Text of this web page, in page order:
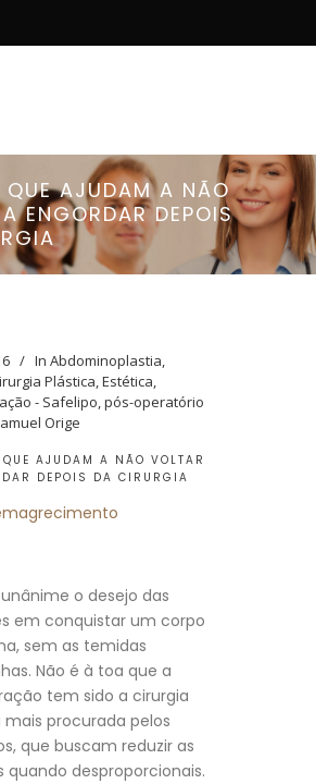
AJUDAM A NÃO
ENGORDAR DEPOIS
In Abdominoplastia,
Plástica,Estética,
- Safelipo,pós-operatório
Orige
AJUDAM A NÃO VOLTAR
DEPOIS DA CIRURGIA
o desejo das
em conquistar um corpo
sem as temidas
Não é à toa que a
tem sido a cirurgia
procurada pelos
que buscam reduzir as
quando desproporcionais.